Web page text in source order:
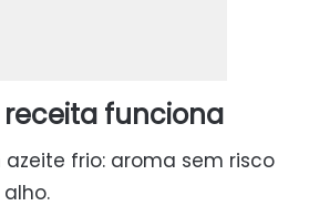
receita funciona
frio: aroma sem risco